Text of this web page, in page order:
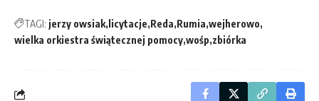
TAGI: jerzy owsiak licytacje Reda Rumia wejherowo
wielka orkiestra świątecznej pomocy wośp zbiórka